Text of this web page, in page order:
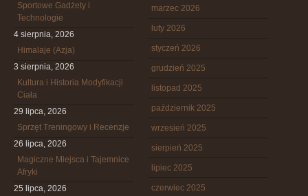
Sportowe Gadżety i
Technologie
4 sierpnia, 2026
Himalaje (Azja)
3 sierpnia, 2026
Kultura i Historia Modyfikacji
Ciała
29 lipca, 2026
Sprzęt Treningowy i Recenzje
26 lipca, 2026
Magiczne Miejsca i Tajemnice
Afryki
25 lipca, 2026
marzec 2026
luty 2026
styczeń 2026
grudzień 2025
listopad 2025
październik 2025
wrzesień 2025
sierpień 2025
lipiec 2025
czerwiec 2025